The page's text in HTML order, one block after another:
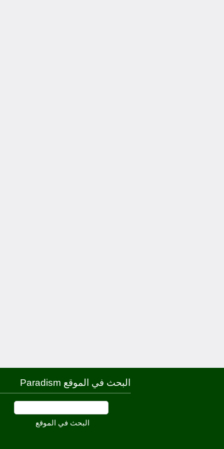
البحث في الموقع Paradism